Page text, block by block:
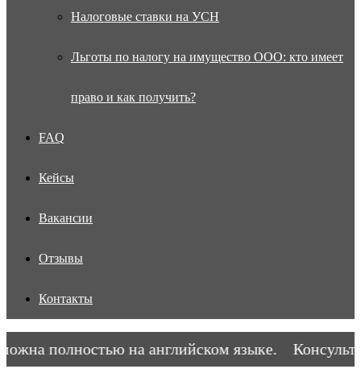
Налоговые ставки на УСН
Льготы по налогу на имущество ООО: кто имеет
право и как получить?
FAQ
Кейсы
Вакансии
Отзывы
Контакты
полностью на английском языке.